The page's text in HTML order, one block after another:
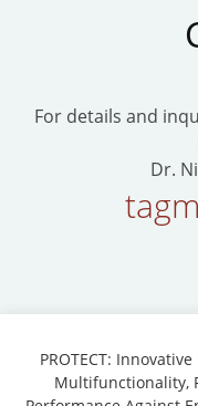
For details and
Dr.
PROTECT:
Multifunctionality,